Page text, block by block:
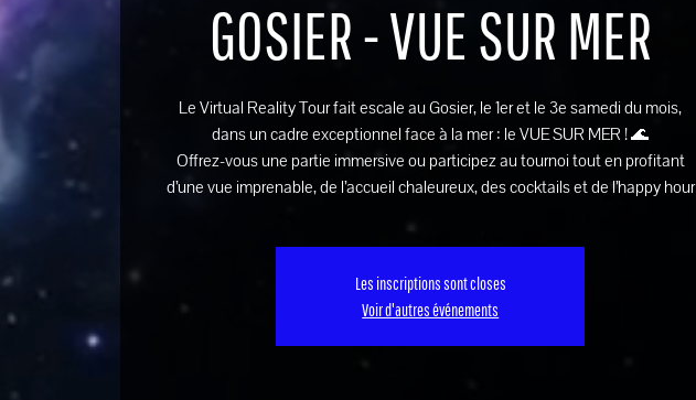
GOSIER - VUE SUR MER
Le Virtual Reality Tour fait escale au Gosier, le 1er et le 3e samedi du mois,
dans un cadre exceptionnel face à la mer : le VUE SUR MER ! 🌊
Offrez-vous une partie immersive ou participez au tournoi tout en profitant
d’une vue imprenable, de l’accueil chaleureux, des cocktails et de l’happy hour
Les inscriptions sont closes
Voir d'autres événements